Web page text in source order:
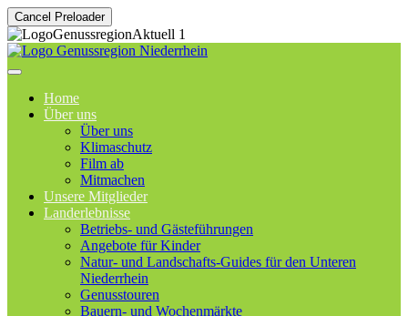
Cancel Preloader
Home
Über uns
Über uns
Klimaschutz
Film ab
Mitmachen
Unsere Mitglieder
Landerlebnisse
Betriebs- und Gästeführungen
Angebote für Kinder
Natur- und Landschafts-Guides für den Unteren
Niederrhein
Genusstouren
Bauern- und Wochenmärkte